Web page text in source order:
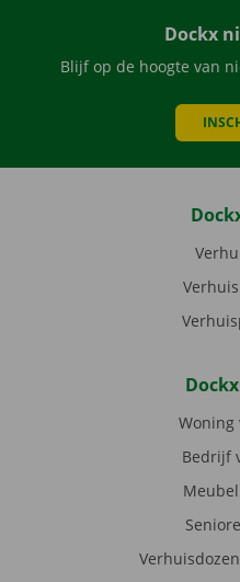
Dockx
Blijf op de hoogte van
Woning
Bedrijf